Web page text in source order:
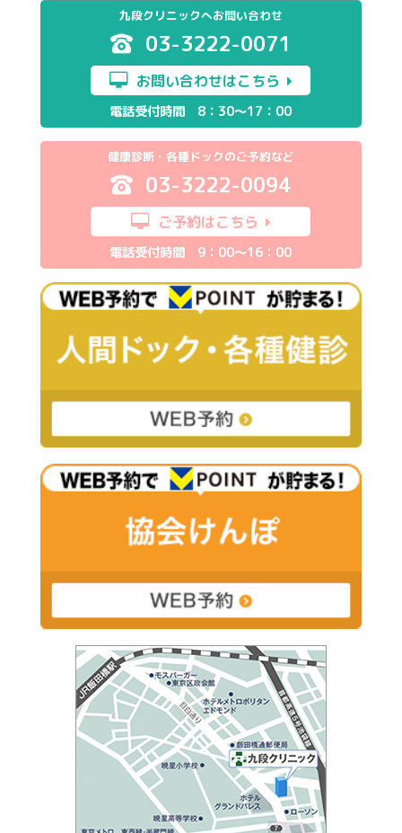
九段クリニックへお問い合わせ
03-3222-0071
お問い合わせはこちら
電話受付時間 8：30～17：00
健康診断・各種ドックのご予約など
03-3222-0094
ご予約はこちら
電話受付時間 9：00～16：00